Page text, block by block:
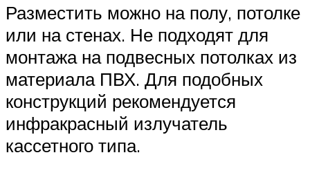
Разместить можно на полу, потолке
или на стенах. Не подходят для
монтажа на подвесных потолках из
материала ПВХ. Для подобных
конструкций рекомендуется
инфракрасный излучатель
кассетного типа.